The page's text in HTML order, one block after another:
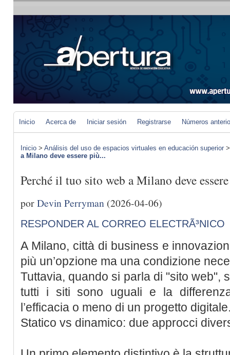
Inicio Acerca de Iniciar sesión Registrarse Números
Inicio > Análisis del uso de espacios virtuales en educación superior
a Milano deve essere più...
Perché il tuo sito web a Milano deve
porDevin Perryman (2026-04-06)
RESPONDER AL CORREO ELECTRÃ³NICO
A Milano, città di business e
più un’opzione ma una condizione
Tuttavia, quando si parla di "sito web",
tutti i siti sono uguali e la
l’efficacia o meno di un progetto
Statico vs dinamico: due approcci